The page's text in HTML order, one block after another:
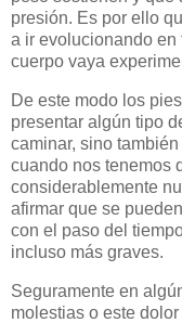
presión. Es por ello
a ir evolucionando
cuerpo vaya
De este modo los
presentar algún tipo
caminar, sino
cuando nos tenemos
considerablemente
afirmar que se
con el paso del
incluso más graves.
Seguramente en
molestias o este